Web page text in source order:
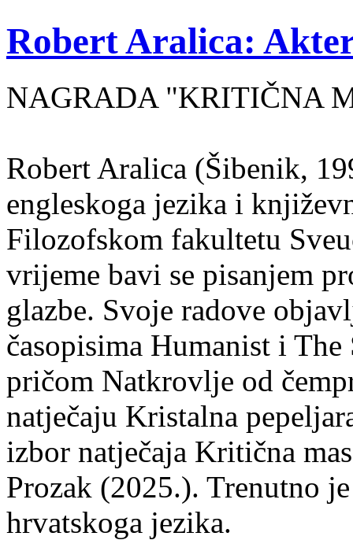
Robert Aralica:
NAGRADA "KRITIČNA
Robert Aralica (Šibenik,
engleskoga jezika i
Filozofskom fakultetu
vrijeme bavi se pisanjem
glazbe. Svoje radove
časopisima Humanist i
pričom Natkrovlje od
natječaju Kristalna
izbor natječaja Kritična
Prozak (2025.). Trenutno
hrvatskoga jezika.